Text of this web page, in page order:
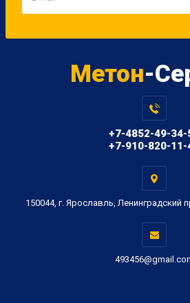
Метон-
+7-4852-49-34-
+7-910-820-11-
150044, г. Ярославль, Ленинградский